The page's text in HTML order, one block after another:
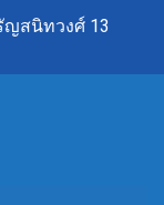
ญสนิทวงศ์ 13